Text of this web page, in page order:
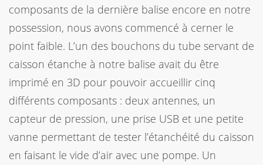
composants de la dernière balise encore en notre
possession, nous avons commencé à cerner le
point faible. L’un des bouchons du tube servant de
caisson étanche à notre balise avait du être
imprimé en 3D pour pouvoir accueillir cinq
différents composants : deux antennes, un
capteur de pression, une prise USB et une petite
vanne permettant de tester l’étanchéité du caisson
en faisant le vide d’air avec une pompe. Un